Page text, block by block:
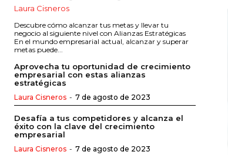
Laura Cisneros
Descubre cómo alcanzar tus metas y llevar tu
negocio al siguiente nivel con Alianzas Estratégicas
En el mundo empresarial actual, alcanzar y superar
metas puede...
Aprovecha tu oportunidad de crecimiento
empresarial con estas alianzas
estratégicas
Laura Cisneros - 7 de agosto de 2023
Desafía a tus competidores y alcanza el
éxito con la clave del crecimiento
empresarial
Laura Cisneros - 7 de agosto de 2023